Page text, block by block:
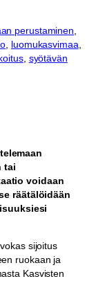
perustaminen
, luomukasvimaa
, syötävän
tai
voidaan
räätälöidään
sijoitus
ruokaan ja
Kasvisten